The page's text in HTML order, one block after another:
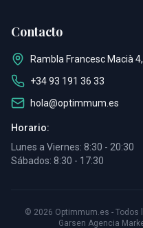
Contacto
Rambla Francesc Macià
+34 93 191 36 33
hola@optimmum.es
Horario:
Lunes a Viernes: 8:30 - 20:30
Sábados: 8:30 - 17:30
© 2026 Optimmum.es - Todos
Garsen Agencia